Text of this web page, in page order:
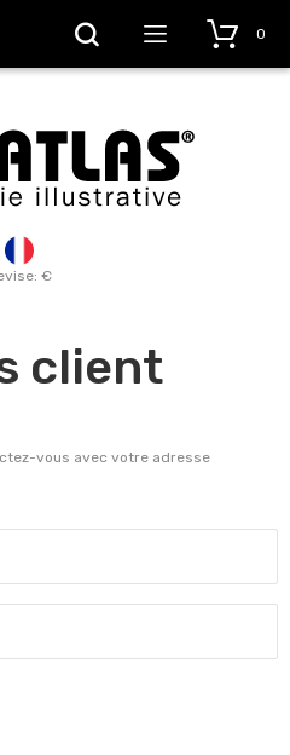
€
0
client
vous avec votre adresse